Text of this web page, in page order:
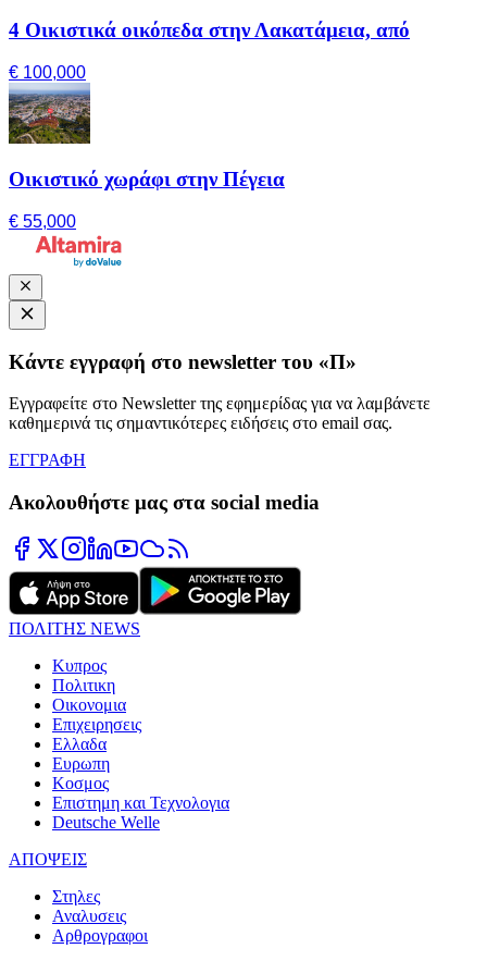
4 Οικιστικά οικόπεδα στην Λακατάμεια, από
€ 100,000
Οικιστικό χωράφι στην Πέγεια
€ 55,000
Κάντε εγγραφή στο newsletter του «Π»
Εγγραφείτε στο Newsletter της εφημερίδας για να λαμβάνετε
καθημερινά τις σημαντικότερες ειδήσεις στο email σας.
ΕΓΓΡΑΦΗ
Ακολουθήστε μας στα social media
ΠΟΛΙΤΗΣ NEWS
Κυπρος
Πολιτικη
Οικονομια
Επιχειρησεις
Ελλαδα
Ευρωπη
Κοσμος
Επιστημη και Τεχνολογια
Deutsche Welle
ΑΠΟΨΕΙΣ
Στηλες
Αναλυσεις
Αρθρογραφοι